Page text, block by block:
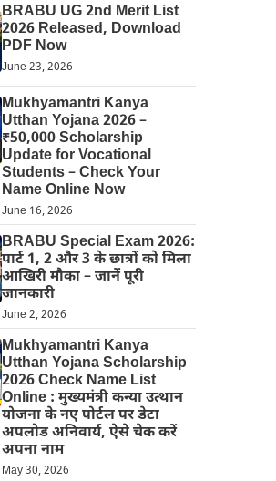
BRABU UG 2nd Merit List
2026 Released, Download
PDF Now
June 23, 2026
Mukhyamantri Kanya
Utthan Yojana 2026 –
₹50,000 Scholarship
Update for Vocational
Students – Check Your
Name Online Now
June 16, 2026
BRABU Special Exam 2026:
पार्ट 1, 2 और 3 के छात्रों को मिला
आखिरी मौका – जानें पूरी
जानकारी
June 2, 2026
Mukhyamantri Kanya
Utthan Yojana Scholarship
2026 Check Name List
Online : मुख्यमंत्री कन्या उत्थान
योजना के नए पोर्टल पर डेटा
अपलोड अनिवार्य, ऐसे चेक करें
अपना नाम
May 30, 2026